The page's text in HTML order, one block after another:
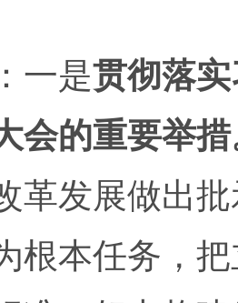
是贯彻落实
会的重要举
革发展做出
根本任务，